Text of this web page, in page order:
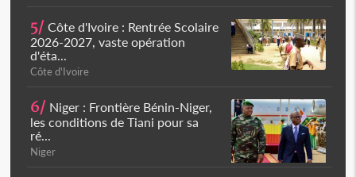
5/ Côte d'Ivoire : Rentrée Scolaire
2026-2027, vaste opération
d'éta...
Côte d'Ivoire
6/ Niger : Frontière Bénin-Niger,
les conditions de Tiani pour sa
ré...
Niger